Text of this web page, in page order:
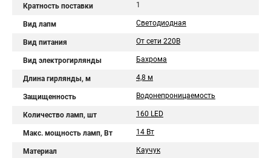
Кратность поставки 1
Вид лапм Светодиодная
Вид питания От сети 220В
Вид электрогирлянды Бахрома
Длина гирлянды, м 4,8 м
Защищенность Водонепроницаемость
Количество ламп, шт 160 LED
Макс. мощность ламп, Вт 14 Вт
Материал Каучук